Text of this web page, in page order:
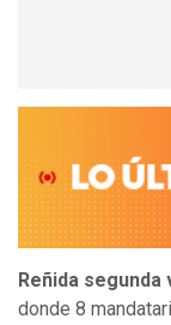
Reñida segunda
donde 8